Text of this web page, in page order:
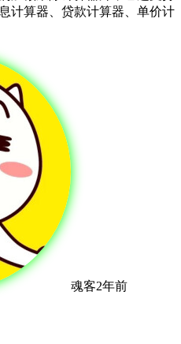
计算器、贷款计算器、单价计
魂客2年前